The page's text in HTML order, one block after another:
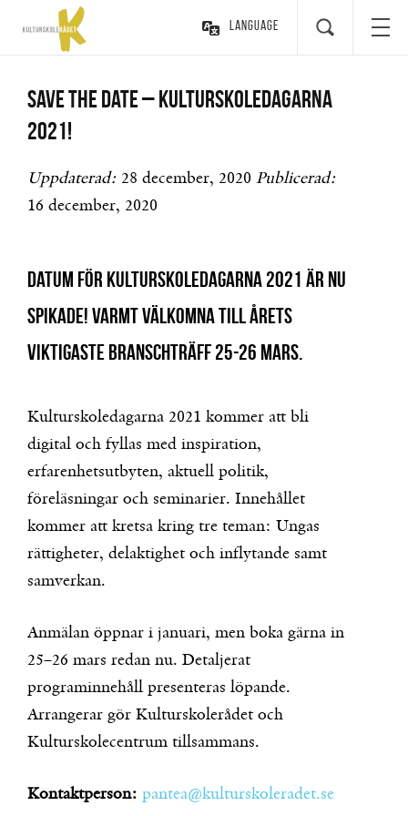
Language
Save the date – Kulturskoledagarna
2021!
Uppdaterad: 28 december, 2020 Publicerad:
16 december, 2020
Datum för Kulturskoledagarna 2021 är nu
spikade! Varmt välkomna till årets
viktigaste branschträff 25-26 mars.
Kulturskoledagarna 2021 kommer att bli
digital och fyllas med inspiration,
erfarenhetsutbyten, aktuell politik,
föreläsningar och seminarier. Innehållet
kommer att kretsa kring tre teman: Ungas
rättigheter, delaktighet och inflytande samt
samverkan.
Anmälan öppnar i januari, men boka gärna in
25–26 mars redan nu. Detaljerat
programinnehåll presenteras löpande.
Arrangerar gör Kulturskolerådet och
Kulturskolecentrum tillsammans.
Kontaktperson: pantea@kulturskoleradet.se